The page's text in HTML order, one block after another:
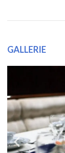
GALLERIE